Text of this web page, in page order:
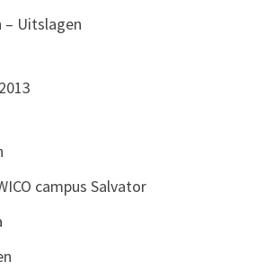
Uitslagen
campus Salvator